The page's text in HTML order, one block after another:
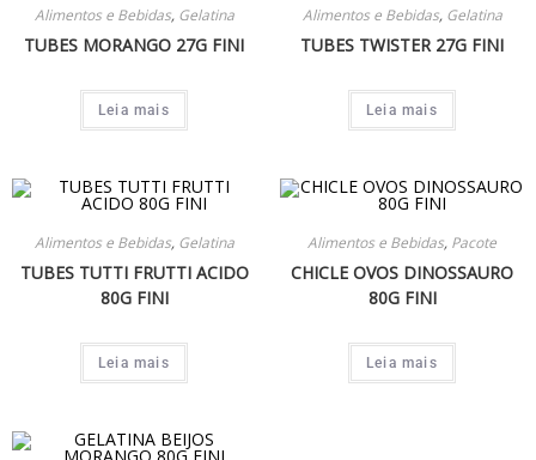
Alimentos e Bebidas, Gelatina
TUBES MORANGO 27G FINI
Leia mais
Alimentos e Bebidas, Gelatina
TUBES TWISTER 27G FINI
Leia mais
Alimentos e Bebidas, Gelatina
TUBES TUTTI FRUTTI ACIDO
80G FINI
Leia mais
Alimentos e Bebidas, Pacote
CHICLE OVOS DINOSSAURO
80G FINI
Leia mais